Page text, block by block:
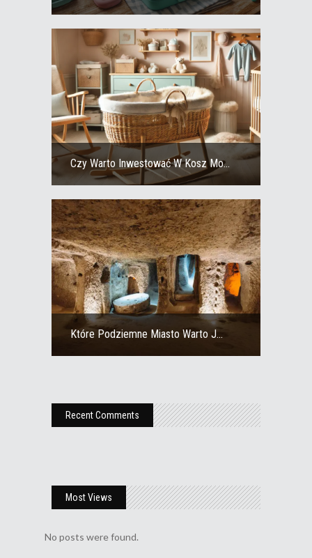
Czy Warto Inwestować W Kosz Mo...
Które Podziemne Miasto Warto J...
Recent Comments
Most Views
No posts were found.